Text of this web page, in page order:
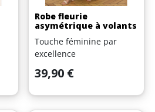
Robe fleurie
asymétrique à volants
Touche féminine par
excellence
Prix
39,90 €